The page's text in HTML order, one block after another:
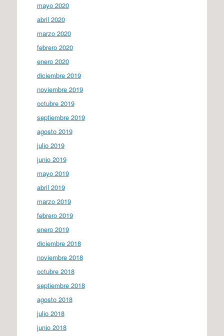
mayo 2020
abril 2020
marzo 2020
febrero 2020
enero 2020
diciembre 2019
noviembre 2019
octubre 2019
septiembre 2019
agosto 2019
julio 2019
junio 2019
mayo 2019
abril 2019
marzo 2019
febrero 2019
enero 2019
diciembre 2018
noviembre 2018
octubre 2018
septiembre 2018
agosto 2018
julio 2018
junio 2018